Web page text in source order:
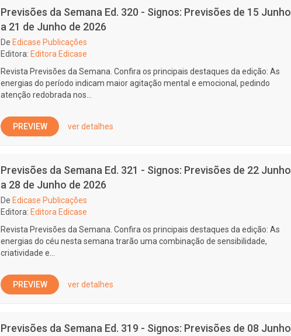
Previsões da Semana Ed. 320 - Signos: Previsões de 15 Junho
a 21 de Junho de 2026
De Edicase Publicações
Editora: Editora Edicase
Revista Previsões da Semana. Confira os principais destaques da edição: As
energias do período indicam maior agitação mental e emocional, pedindo
atenção redobrada nos...
PREVIEW ver detalhes
Previsões da Semana Ed. 321 - Signos: Previsões de 22 Junho
a 28 de Junho de 2026
De Edicase Publicações
Editora: Editora Edicase
Revista Previsões da Semana. Confira os principais destaques da edição: As
energias do céu nesta semana trarão uma combinação de sensibilidade,
criatividade e...
PREVIEW ver detalhes
Previsões da Semana Ed. 319 - Signos: Previsões de 08 Junho